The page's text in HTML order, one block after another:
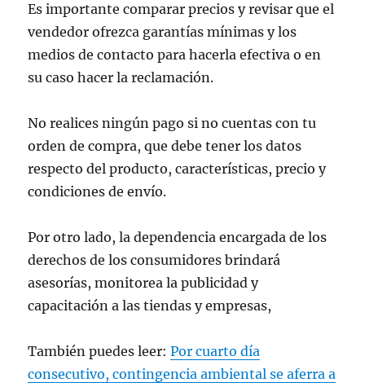
https://t.co/OQfL1eRdwY
🔎 Compara precios con el
#QuiésEsQuién:
https://t.co/LYwDw4ptXi
— Profeco (@Profeco) May 16, 2024
Es importante comparar precios y revisar que el
vendedor ofrezca garantías mínimas y los
medios de contacto para hacerla efectiva o en
su caso hacer la reclamación.
No realices ningún pago si no cuentas con tu
orden de compra, que debe tener los datos
respecto del producto, características, precio y
condiciones de envío.
Por otro lado, la dependencia encargada de los
derechos de los consumidores brindará
asesorías, monitorea la publicidad y
capacitación a las tiendas y empresas,
También puedes leer:Por cuarto día
consecutivo, contingencia ambiental se aferra a